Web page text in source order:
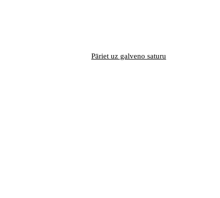
Pāriet uz galveno saturu